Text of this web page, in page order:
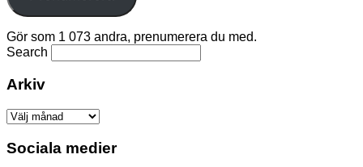
Gör som 1 073 andra, prenumerera du med.
Search
Arkiv
Arkiv
Sociala medier